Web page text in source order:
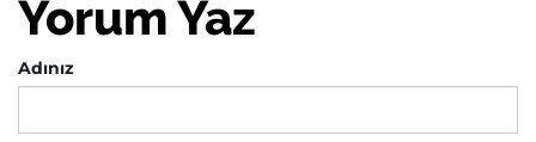
Yorum Yaz
Adınız